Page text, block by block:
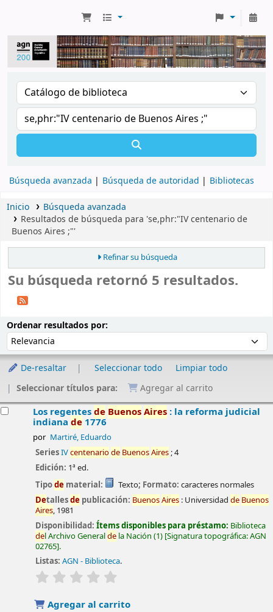
Búsqueda avanzada Búsqueda de autoridad Bibliotecas
Inicio
Búsqueda avanzada
Resultados de búsqueda para 'se,phr:"IV centenario de
Buenos Aires ;"'
Refinar su búsqueda
Su búsqueda retornó 5 resultados.
Ordenar resultados por:
De-resaltar Seleccionar todo
Limpiar todo
Seleccionar títulos para:
Agregar al carrito
Los regentesde BuenosAires : la reforma judicial
indianade 1776
por Martiré, Eduardo
SeriesIVcentenariode BuenosAires; 4
Edición: 1ª ed.
Tipode material: Texto; Formato: caracteres normales
Detallesde publicación: BuenosAires : Universidadde Buenos
Aires, 1981
Disponibilidad:Ítems disponibles para préstamo: Biblioteca
del Archivo Generalde la Nación (1) Signatura topográfica:AGN
02765 .
Listas: AGN - Biblioteca.
valoración
Agregar al carrito